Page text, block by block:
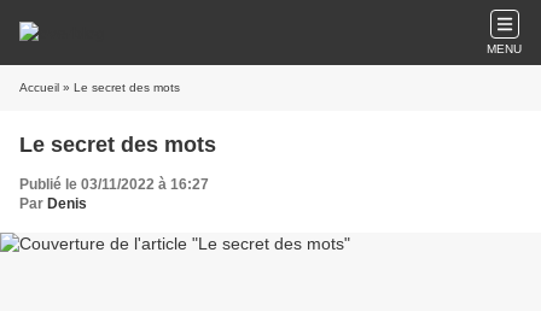
MENU
Accueil » Le secret des mots
Le secret des mots
Publié le 03/11/2022 à 16:27
Par Denis